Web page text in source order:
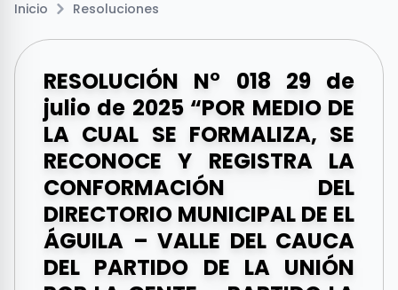
Inicio Resoluciones
RESOLUCIÓN N° 018 29 de
julio de 2025 “POR MEDIO DE
LA CUAL SE FORMALIZA, SE
RECONOCE Y REGISTRA LA
CONFORMACIÓN DEL
DIRECTORIO MUNICIPAL DE EL
ÁGUILA – VALLE DEL CAUCA
DEL PARTIDO DE LA UNIÓN